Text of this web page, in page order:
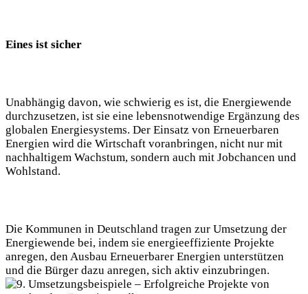
Eines ist sicher
Unabhängig davon, wie schwierig es ist, die Energiewende
durchzusetzen, ist sie eine lebensnotwendige Ergänzung des
globalen Energiesystems. Der Einsatz von Erneuerbaren
Energien wird die Wirtschaft voranbringen, nicht nur mit
nachhaltigem Wachstum, sondern auch mit Jobchancen und
Wohlstand.
Die Kommunen in Deutschland tragen zur Umsetzung der
Energiewende bei, indem sie energieeffiziente Projekte
anregen, den Ausbau Erneuerbarer Energien unterstützen
und die Bürger dazu anregen, sich aktiv einzubringen.